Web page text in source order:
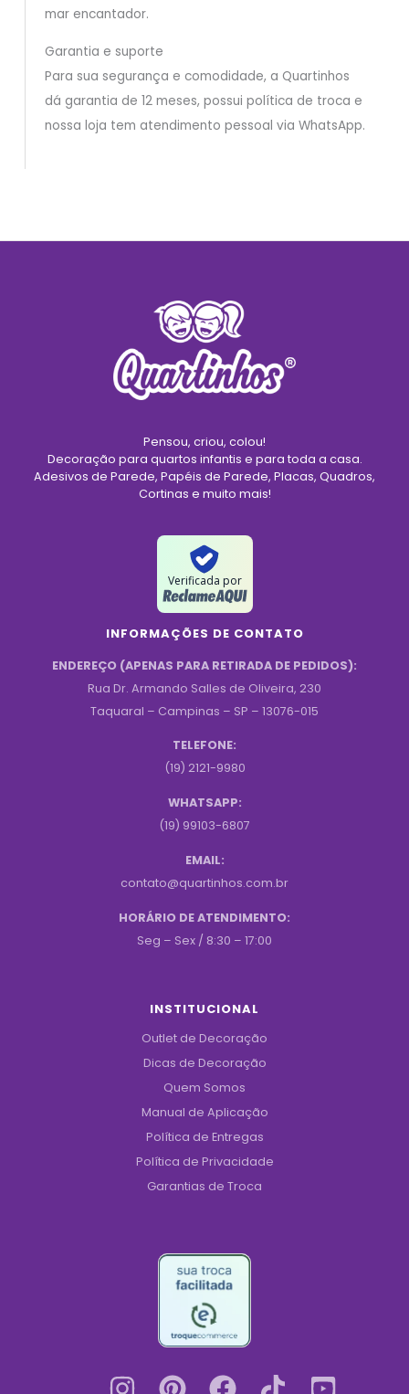
mar encantador.
Garantia e suporte
Para sua segurança e comodidade, a Quartinhos
dá garantia de 12 meses, possui política de troca e
nossa loja tem atendimento pessoal via WhatsApp.
Pensou, criou, colou!
Decoração para quartos infantis e para toda a casa.
Adesivos de Parede, Papéis de Parede, Placas, Quadros,
Cortinas e muito mais!
Verificada por
INFORMAÇÕES DE CONTATO
ENDEREÇO (APENAS PARA RETIRADA DE PEDIDOS):
Rua Dr. Armando Salles de Oliveira, 230
Taquaral – Campinas – SP – 13076-015
TELEFONE:
(19) 2121-9980
WHATSAPP:
(19) 99103-6807
EMAIL:
contato@quartinhos.com.br
HORÁRIO DE ATENDIMENTO:
Seg – Sex / 8:30 – 17:00
INSTITUCIONAL
Outlet de Decoração
Dicas de Decoração
Quem Somos
Manual de Aplicação
Política de Entregas
Política de Privacidade
Garantias de Troca